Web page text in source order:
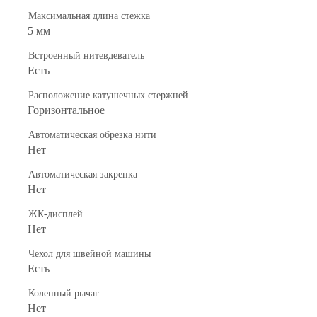
Максимальная длина стежка
5 мм
Встроенный нитевдеватель
Есть
Расположение катушечных стержней
Горизонтальное
Автоматическая обрезка нити
Нет
Автоматическая закрепка
Нет
ЖК-дисплей
Нет
Чехол для швейной машины
Есть
Коленный рычаг
Нет